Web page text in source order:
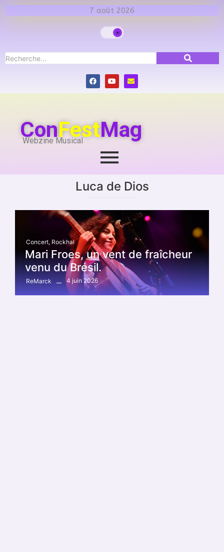
7 août 2026
ConFestMag
Webzine Musical
Luca de Dios
Concert, Rockhal
Mari Froes, un vent de fraîcheur
venu du Brésil.
ReMarck 4 juin 2026